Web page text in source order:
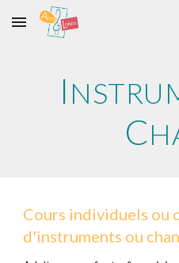
Skip to main content
I NS
C
Cours individuels ou
d'instruments ou